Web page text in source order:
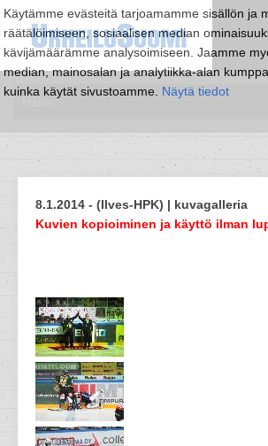
Käytämme evästeitä tarjoamamme sisällön ja
räätälöimiseen, sosiaalisen median
kävijämäärämme analysoimiseen. Jaamme
median, mainosalan ja analytiikka-alan
kuinka käytät sivustoamme. Näytä tiedot
8.1.2014 - (Ilves-HPK) | kuvagalleria
Kuvien kopioiminen ja käyttö ilman